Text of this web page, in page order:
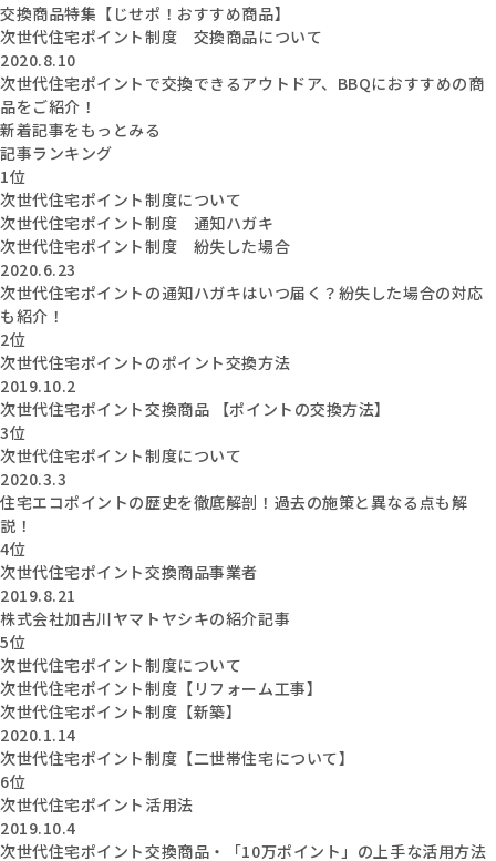
交換商品特集【じせポ！おすすめ商品】
次世代住宅ポイント制度 交換商品について
2020.8.10
次世代住宅ポイントで交換できるアウトドア、BBQにおすすめの商
品をご紹介！
新着記事をもっとみる
記事ランキング
1位
次世代住宅ポイント制度について
次世代住宅ポイント制度 通知ハガキ
次世代住宅ポイント制度 紛失した場合
2020.6.23
次世代住宅ポイントの通知ハガキはいつ届く？紛失した場合の対応
も紹介！
2位
次世代住宅ポイントのポイント交換方法
2019.10.2
次世代住宅ポイント交換商品 【ポイントの交換方法】
3位
次世代住宅ポイント制度について
2020.3.3
住宅エコポイントの歴史を徹底解剖！過去の施策と異なる点も解
説！
4位
次世代住宅ポイント交換商品事業者
2019.8.21
株式会社加古川ヤマトヤシキの紹介記事
5位
次世代住宅ポイント制度について
次世代住宅ポイント制度【リフォーム工事】
次世代住宅ポイント制度【新築】
2020.1.14
次世代住宅ポイント制度【二世帯住宅について】
6位
次世代住宅ポイント活用法
2019.10.4
次世代住宅ポイント交換商品・「10万ポイント」の上手な活用方法